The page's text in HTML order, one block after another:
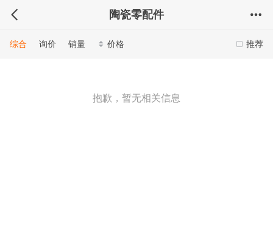
陶瓷零配件
推荐
综合 询价 销量 价格
抱歉，暂无相关信息